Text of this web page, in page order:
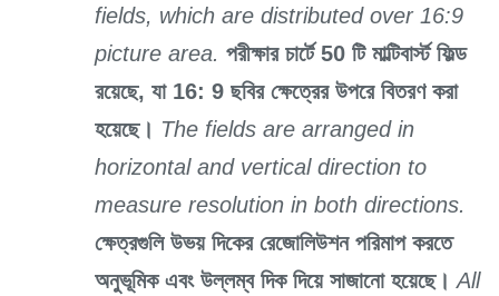
fields, which are distributed over 16:9
picture area. পরীক্ষার চার্টে 50 টি মাল্টিবার্স্ট ফিল্ড
রয়েছে, যা 16: 9 ছবির ক্ষেত্রের উপরে বিতরণ করা
হয়েছে। The fields are arranged in
horizontal and vertical direction to
measure resolution in both directions.
ক্ষেত্রগুলি উভয় দিকের রেজোলিউশন পরিমাপ করতে
অনুভূমিক এবং উল্লম্ব দিক দিয়ে সাজানো হয়েছে। All